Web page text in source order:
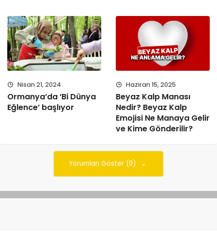
Nisan 21, 2024
Ormanya’da ‘Bi Dünya
Eğlence’ başlıyor
Haziran 15, 2025
Beyaz Kalp Manası
Nedir? Beyaz Kalp
Emojisi Ne Manaya Gelir
ve Kime Gönderilir?
Yorumları Göster (0)